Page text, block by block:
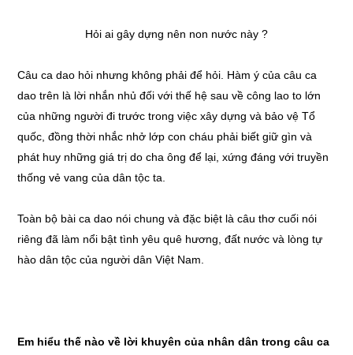
Hỏi ai gây dựng nên non nước này ?
Câu ca dao hỏi nhưng không phải để hỏi. Hàm ý của câu ca
dao trên là lời nhắn nhủ đối với thế hệ sau về công lao to lớn
của những người đi trước trong việc xây dựng và bảo vệ Tổ
quốc, đồng thời nhắc nhở lớp con cháu phải biết giữ gìn và
phát huy những giá trị do cha ông để lại, xứng đáng với truyền
thống vẻ vang của dân tộc ta.
Toàn bộ bài ca dao nói chung và đặc biệt là câu thơ cuối nói
riêng đã làm nổi bật tình yêu quê hương, đất nước và lòng tự
hào dân tộc của người dân Việt Nam.
Em hiểu thế nào về lời khuyên của nhân dân trong câu ca